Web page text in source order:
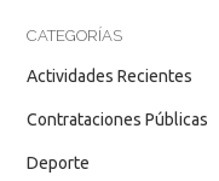
CATEGORÍAS
Actividades Recientes
Contrataciones Públicas
Deporte